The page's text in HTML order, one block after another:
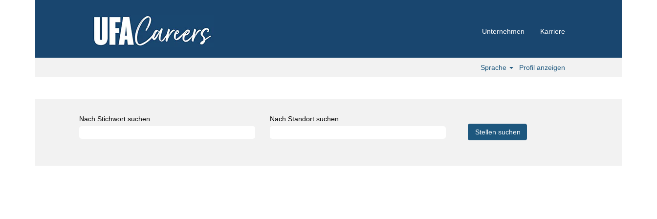
Unternehmen Karriere
Sprache Profil anzeigen
Nach Stichwort suchen Nach Standort suchen